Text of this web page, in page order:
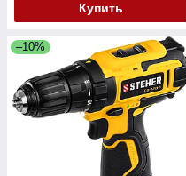
Купить
–10%